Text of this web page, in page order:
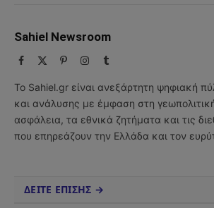
Sahiel Newsroom
Facebook PinterestInstagram
Tumblr
Το Sahiel.gr είναι ανεξάρτητη ψηφιακή
και ανάλυσης με έμφαση στη
ασφάλεια, τα εθνικά ζητήματα και τις
που επηρεάζουν την Ελλάδα και τον
ΔΕΙΤΕ ΕΠΙΣΗΣ →